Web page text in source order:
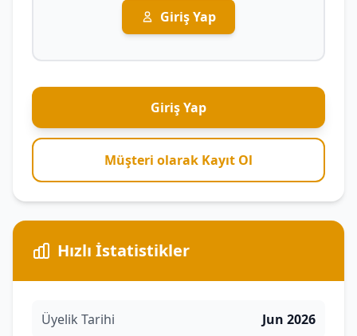
Giriş Yap
Giriş Yap
Müşteri olarak Kayıt Ol
Hızlı İstatistikler
Üyelik Tarihi Jun 2026